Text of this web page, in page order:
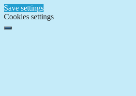
Save settings
Cookies settings